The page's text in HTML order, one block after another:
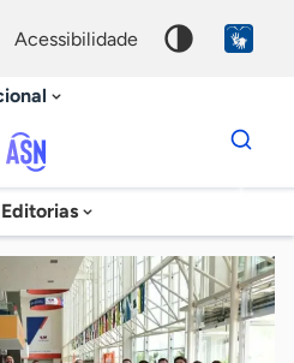
acessibilidade
Agência
Sebrae
de
Notícias
Editorias
Dados
para
chave